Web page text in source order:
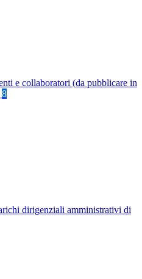
e collaboratori (da pubblicare in
8
dirigenziali amministrativi di